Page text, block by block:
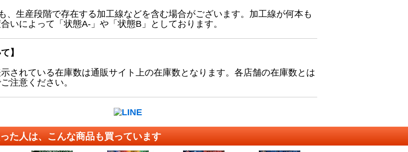
、生産段階で存在する加工線などを含む場合がございます。加工線が何本も
いによって「状態A-」や「状態B」としております。
】
されている在庫数は通販サイト上の在庫数となります。各店舗の在庫数とは
注意ください。
た人は、こんな商品も買っています